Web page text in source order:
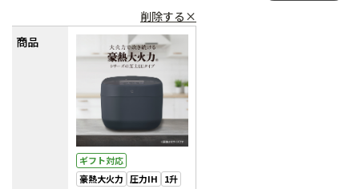
商品
削除する×
ギフト対応
豪熱大火力 圧力IH 1升